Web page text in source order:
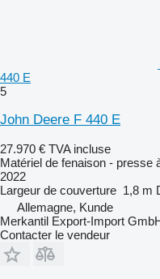
440 E
5
John Deere F 440 E
27.970 € TVA incluse
Matériel de fenaison - presse
2022
Largeur de couverture 1,8 m
Allemagne, Kunde
Merkantil Export-Import
Contacter le vendeur